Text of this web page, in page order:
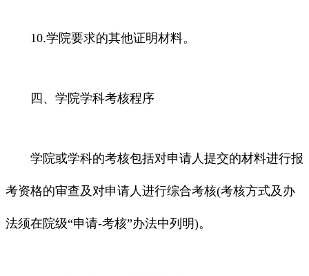
10.学院要求的其他证明材料。
四、学院学科考核程序
学院或学科的考核包括对申请人提交的材料进行报
考资格的审查及对申请人进行综合考核(考核方式及办
法须在院级“申请-考核”办法中列明)。